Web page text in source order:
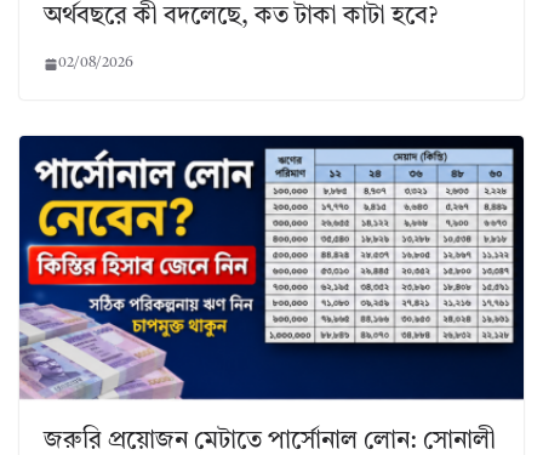
অর্থবছরে কী বদলেছে, কত টাকা কাটা হবে?
02/08/2026
জরুরি প্রয়োজন মেটাতে পার্সোনাল লোন: সোনালী